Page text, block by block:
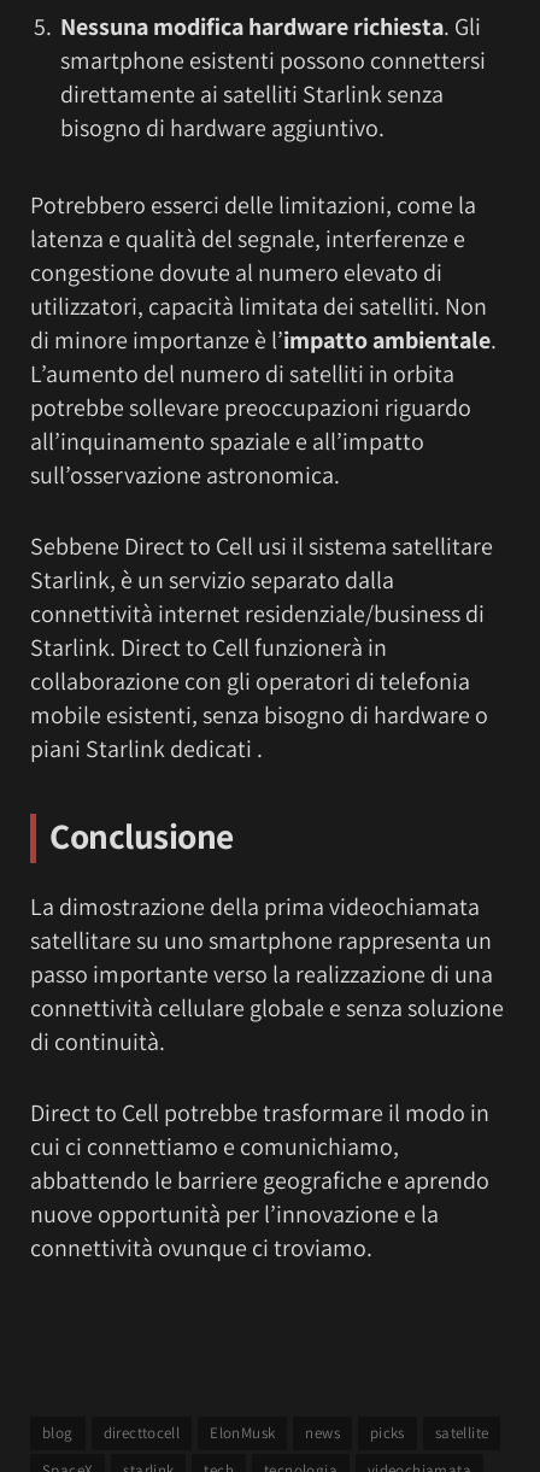
Nessuna modifica hardware richiesta. Gli
smartphone esistenti possono connettersi
direttamente ai satelliti Starlink senza
bisogno di hardware aggiuntivo.
Potrebbero esserci delle limitazioni, come la
latenza e qualità del segnale, interferenze e
congestione dovute al numero elevato di
utilizzatori, capacità limitata dei satelliti. Non
di minore importanze è l’impatto ambientale.
L’aumento del numero di satelliti in orbita
potrebbe sollevare preoccupazioni riguardo
all’inquinamento spaziale e all’impatto
sull’osservazione astronomica.
Sebbene Direct to Cell usi il sistema satellitare
Starlink, è un servizio separato dalla
connettività internet residenziale/business di
Starlink. Direct to Cell funzionerà in
collaborazione con gli operatori di telefonia
mobile esistenti, senza bisogno di hardware o
piani Starlink dedicati .
Conclusione
La dimostrazione della prima videochiamata
satellitare su uno smartphone rappresenta un
passo importante verso la realizzazione di una
connettività cellulare globale e senza soluzione
di continuità.
Direct to Cell potrebbe trasformare il modo in
cui ci connettiamo e comunichiamo,
abbattendo le barriere geografiche e aprendo
nuove opportunità per l’innovazione e la
connettività ovunque ci troviamo.
blog directtocell ElonMusk news picks
satellite